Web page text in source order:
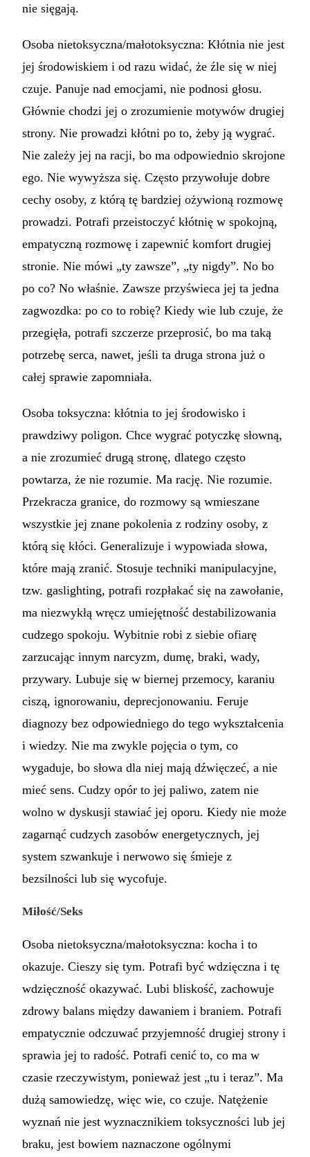
nie sięgają.
Osoba nietoksyczna/małotoksyczna: Kłótnia nie jest
jej środowiskiem i od razu widać, że źle się w niej
czuje. Panuje nad emocjami, nie podnosi głosu.
Głównie chodzi jej o zrozumienie motywów drugiej
strony. Nie prowadzi kłótni po to, żeby ją wygrać.
Nie zależy jej na racji, bo ma odpowiednio skrojone
ego. Nie wywyższa się. Często przywołuje dobre
cechy osoby, z którą tę bardziej ożywioną rozmowę
prowadzi. Potrafi przeistoczyć kłótnię w spokojną,
empatyczną rozmowę i zapewnić komfort drugiej
stronie. Nie mówi „ty zawsze”, „ty nigdy”. No bo
po co? No właśnie. Zawsze przyświeca jej ta jedna
zagwozdka: po co to robię? Kiedy wie lub czuje, że
przegięła, potrafi szczerze przeprosić, bo ma taką
potrzebę serca, nawet, jeśli ta druga strona już o
całej sprawie zapomniała.
Osoba toksyczna: kłótnia to jej środowisko i
prawdziwy poligon. Chce wygrać potyczkę słowną,
a nie zrozumieć drugą stronę, dlatego często
powtarza, że nie rozumie. Ma rację. Nie rozumie.
Przekracza granice, do rozmowy są wmieszane
wszystkie jej znane pokolenia z rodziny osoby, z
którą się kłóci. Generalizuje i wypowiada słowa,
które mają zranić. Stosuje techniki manipulacyjne,
tzw. gaslighting, potrafi rozpłakać się na zawołanie,
ma niezwykłą wręcz umiejętność destabilizowania
cudzego spokoju. Wybitnie robi z siebie ofiarę
zarzucając innym narcyzm, dumę, braki, wady,
przywary. Lubuje się w biernej przemocy, karaniu
ciszą, ignorowaniu, deprecjonowaniu. Feruje
diagnozy bez odpowiedniego do tego wykształcenia
i wiedzy. Nie ma zwykle pojęcia o tym, co
wygaduje, bo słowa dla niej mają dźwięczeć, a nie
mieć sens. Cudzy opór to jej paliwo, zatem nie
wolno w dyskusji stawiać jej oporu. Kiedy nie może
zagarnąć cudzych zasobów energetycznych, jej
system szwankuje i nerwowo się śmieje z
bezsilności lub się wycofuje.
Miłość/Seks
Osoba nietoksyczna/małotoksyczna: kocha i to
okazuje. Cieszy się tym. Potrafi być wdzięczna i tę
wdzięczność okazywać. Lubi bliskość, zachowuje
zdrowy balans między dawaniem i braniem. Potrafi
empatycznie odczuwać przyjemność drugiej strony i
sprawia jej to radość. Potrafi cenić to, co ma w
czasie rzeczywistym, ponieważ jest „tu i teraz”. Ma
dużą samowiedzę, więc wie, co czuje. Natężenie
wyznań nie jest wyznacznikiem toksyczności lub jej
braku, jest bowiem naznaczone ogólnymi